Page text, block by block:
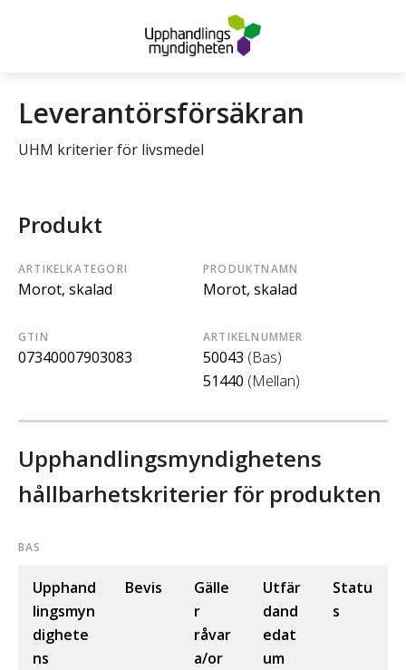
Leverantörsförsäkran
UHM kriterier för livsmedel
Produkt
ARTIKELKATEGORI
Morot, skalad
PRODUKTNAMN
Morot, skalad
GTIN
07340007903083
ARTIKELNUMMER
50043 (Bas)
51440 (Mellan)
Upphandlingsmyndighetens
hållbarhetskriterier för produkten
BAS
Upphand
lingsmyn
dighete
ns
Bevis
Gälle
r
råvar
a/or
Utfär
dand
edat
um
Statu
s